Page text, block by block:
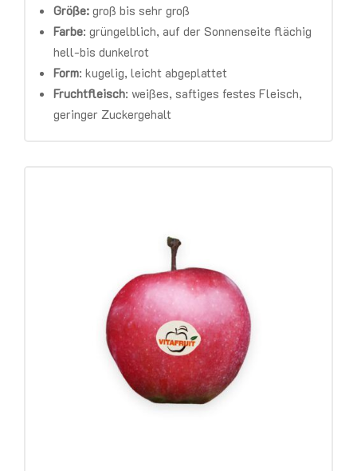
Größe: groß bis sehr groß
Farbe: grüngelblich, auf der Sonnenseite flächig
hell-bis dunkelrot
Form: kugelig, leicht abgeplattet
Fruchtfleisch: weißes, saftiges festes Fleisch,
geringer Zuckergehalt